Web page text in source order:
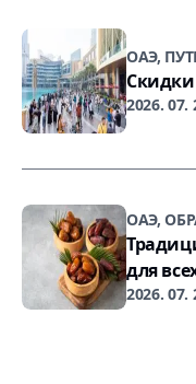
ОАЭ,
Скидки
2026. 07.
ОАЭ,
для
2026. 07.